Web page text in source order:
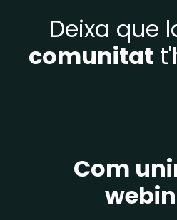
Deixa que
comunitat
Com